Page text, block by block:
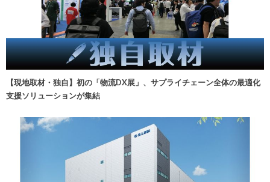
【現地取材・独自】初の「物流DX展」、サプライチェーン全体の最適化
支援ソリューションが集結